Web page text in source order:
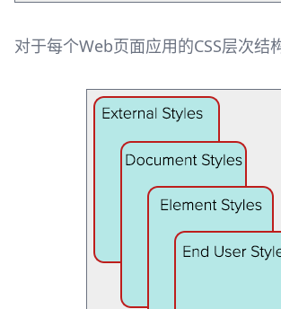
对于每个Web页面应用的CSS层次结